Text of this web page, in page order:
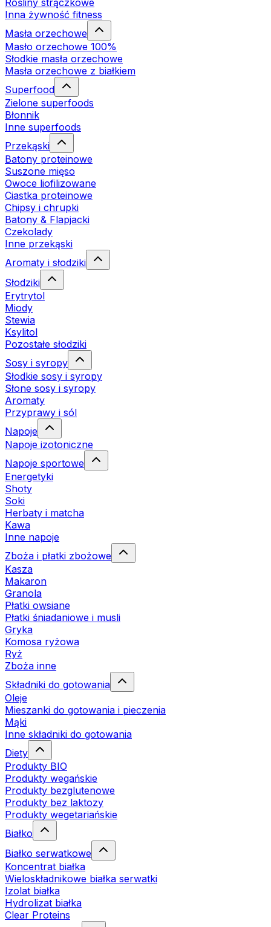
Rośliny strączkowe
Inna żywność fitness
Masła orzechowe
Masło orzechowe 100%
Słodkie masła orzechowe
Masła orzechowe z białkiem
Superfood
Zielone superfoods
Błonnik
Inne superfoods
Przekąski
Batony proteinowe
Suszone mięso
Owoce liofilizowane
Ciastka proteinowe
Chipsy i chrupki
Batony & Flapjacki
Czekolady
Inne przekąski
Aromaty i słodziki
Słodziki
Erytrytol
Miody
Stewia
Ksylitol
Pozostałe słodziki
Sosy i syropy
Słodkie sosy i syropy
Słone sosy i syropy
Aromaty
Przyprawy i sól
Napoje
Napoje izotoniczne
Napoje sportowe
Energetyki
Shoty
Soki
Herbaty i matcha
Kawa
Inne napoje
Zboża i płatki zbożowe
Kasza
Makaron
Granola
Płatki owsiane
Płatki śniadaniowe i musli
Gryka
Komosa ryżowa
Ryż
Zboża inne
Składniki do gotowania
Oleje
Mieszanki do gotowania i pieczenia
Mąki
Inne składniki do gotowania
Diety
Produkty BIO
Produkty wegańskie
Produkty bezglutenowe
Produkty bez laktozy
Produkty wegetariańskie
Białko
Białko serwatkowe
Koncentrat białka
Wieloskładnikowe białka serwatki
Izolat białka
Hydrolizat białka
Clear Proteins